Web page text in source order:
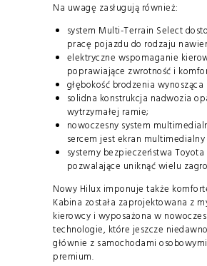
Na uwagę zasługują również:
system Multi-Terrain Select
pracę pojazdu do rodzaju
elektryczne wspomaganie
poprawiające zwrotność i
głębokość brodzenia wynosząca
solidna konstrukcja nadwozia
wytrzymałej ramie;
nowoczesny system
sercem jest ekran multimedialny
systemy bezpieczeństwa
pozwalające uniknąć wielu
Nowy Hilux imponuje także
Kabina została zaprojektowana z
kierowcy i wyposażona w
technologie, które jeszcze
głównie z samochodami
premium.